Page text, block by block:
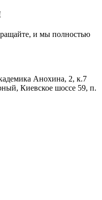
и мы полностью
Анохина, 2, к.7
Киевское шоссе 59, п.